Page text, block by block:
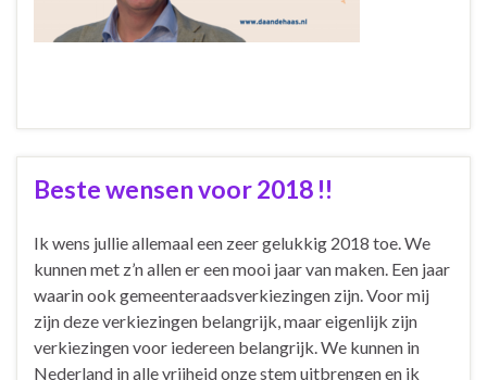
Beste wensen voor 2018 !!
Ik wens jullie allemaal een zeer gelukkig 2018 toe. We
kunnen met z’n allen er een mooi jaar van maken. Een jaar
waarin ook gemeenteraadsverkiezingen zijn. Voor mij
zijn deze verkiezingen belangrijk, maar eigenlijk zijn
verkiezingen voor iedereen belangrijk. We kunnen in
Nederland in alle vrijheid onze stem uitbrengen en ik